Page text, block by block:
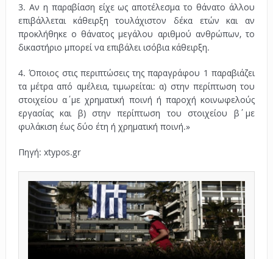
3. Αν η παραβίαση είχε ως αποτέλεσμα το θάνατο άλλου
επιβάλλεται κάθειρξη τουλάχιστον δέκα ετών και αν
προκλήθηκε ο θάνατος μεγάλου αριθμού ανθρώπων, το
δικαστήριο μπορεί να επιβάλει ισόβια κάθειρξη.
4. Όποιος στις περιπτώσεις της παραγράφου 1 παραβιάζει
τα μέτρα από αμέλεια, τιμωρείται: α) στην περίπτωση του
στοιχείου α΄ με χρηματική ποινή ή παροχή κοινωφελούς
εργασίας και β) στην περίπτωση του στοιχείου β΄ με
φυλάκιση έως δύο έτη ή χρηματική ποινή.»
Πηγή: xtypos.gr